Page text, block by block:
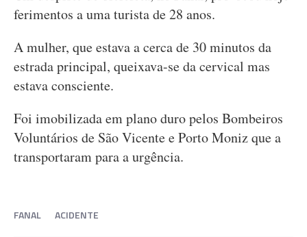
ferimentos a uma turista de 28 anos.
A mulher, que estava a cerca de 30 minutos da
estrada principal, queixava-se da cervical mas
estava consciente.
Foi imobilizada em plano duro pelos Bombeiros
Voluntários de São Vicente e Porto Moniz que a
transportaram para a urgência.
FANAL ACIDENTE